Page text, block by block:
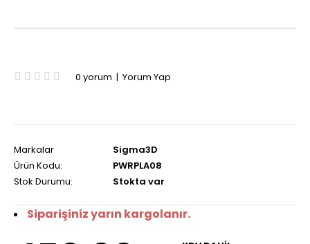
0 yorum | Yorum Yap
Markalar
Sigma3D
Ürün Kodu:
PWRPLA08
Stok Durumu:
Stokta var
Siparişiniz yarın kargolanır.